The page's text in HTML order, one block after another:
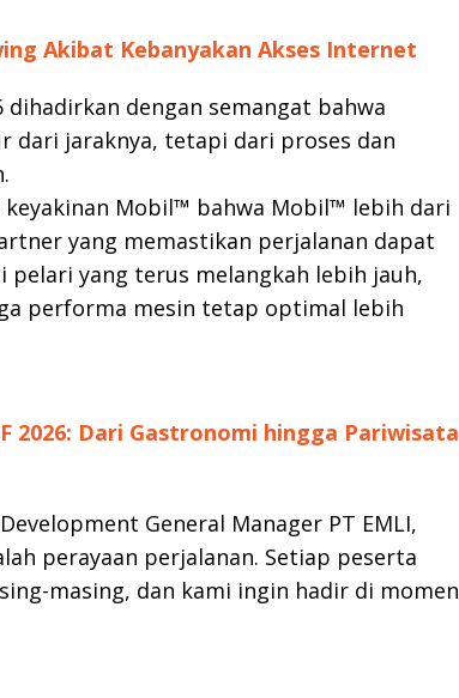
Akibat Kebanyakan Akses Internet
dengan semangat bahwa
dari jaraknya, tetapi dari proses dan
keyakinan Mobil™ bahwa Mobil™ lebih dari
yang memastikan perjalanan dapat
yang terus melangkah lebih jauh,
performa mesin tetap optimal lebih
2026: Dari Gastronomi hingga Pariwisata
General Manager PT EMLI,
perayaan perjalanan. Setiap peserta
masing, dan kami ingin hadir di momen